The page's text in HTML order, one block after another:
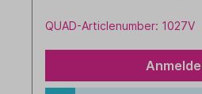
QUAD-Articlenumber: 1027V